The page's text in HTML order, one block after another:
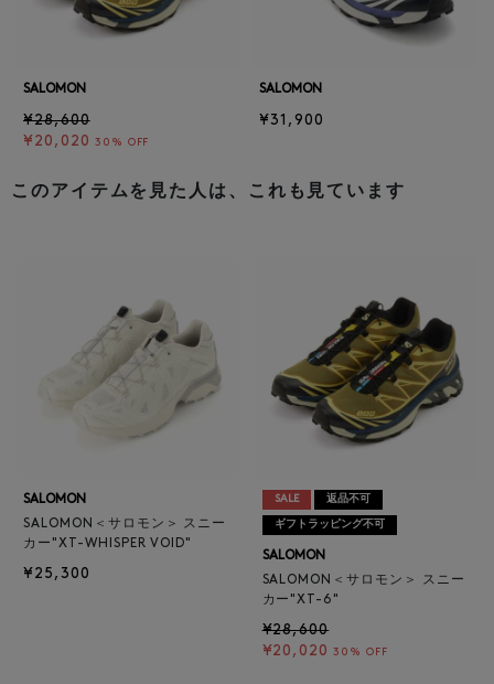
SALOMON
¥28,600
¥20,020 30% OFF
SALOMON
¥31,900
このアイテムを見た人は、これも見ています
SALOMON
SALOMON＜サロモン＞ スニー
カー"XT-WHISPER VOID"
¥25,300
SALE 返品不可
ギフトラッピング不可
SALOMON
SALOMON＜サロモン＞ スニー
カー"XT-6"
¥28,600
¥20,020 30% OFF